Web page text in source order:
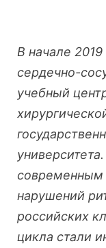
В начале
сердечно-
учебный
современным
нарушений
российских
цикла стали